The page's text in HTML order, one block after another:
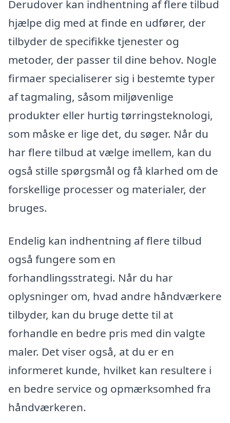
Derudover kan indhentning af flere tilbud
hjælpe dig med at finde en udfører, der
tilbyder de specifikke tjenester og
metoder, der passer til dine behov. Nogle
firmaer specialiserer sig i bestemte typer
af tagmaling, såsom miljøvenlige
produkter eller hurtig tørringsteknologi,
som måske er lige det, du søger. Når du
har flere tilbud at vælge imellem, kan du
også stille spørgsmål og få klarhed om de
forskellige processer og materialer, der
bruges.
Endelig kan indhentning af flere tilbud
også fungere som en
forhandlingsstrategi. Når du har
oplysninger om, hvad andre håndværkere
tilbyder, kan du bruge dette til at
forhandle en bedre pris med din valgte
maler. Det viser også, at du er en
informeret kunde, hvilket kan resultere i
en bedre service og opmærksomhed fra
håndværkeren.